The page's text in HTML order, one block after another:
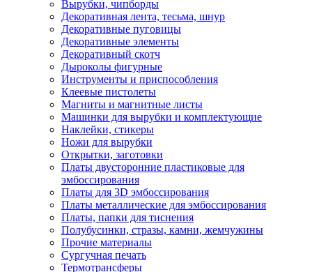
Вырубки, чипборды
Декоративная лента, тесьма, шнур
Декоративные пуговицы
Декоративные элементы
Декоративный скотч
Дыроколы фигурные
Инструменты и приспособления
Клеевые пистолеты
Магниты и магнитные листы
Машинки для вырубки и комплектующие
Наклейки, стикеры
Ножи для вырубки
Открытки, заготовки
Платы двусторонние пластиковые для
эмбоссирования
Платы для 3D эмбоссирования
Платы металлические для эмбоссирования
Платы, папки для тиснения
Полубусинки, стразы, камни, жемчужины
Прочие материалы
Сургучная печать
Термотрансферы